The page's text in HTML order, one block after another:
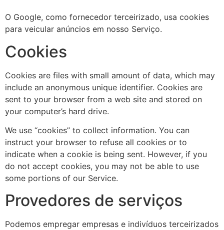
O Google, como fornecedor terceirizado, usa cookies
para veicular anúncios em nosso Serviço.
Cookies
Cookies are files with small amount of data, which may
include an anonymous unique identifier. Cookies are
sent to your browser from a web site and stored on
your computer’s hard drive.
We use “cookies” to collect information. You can
instruct your browser to refuse all cookies or to
indicate when a cookie is being sent. However, if you
do not accept cookies, you may not be able to use
some portions of our Service.
Provedores de serviços
Podemos empregar empresas e indivíduos terceirizados